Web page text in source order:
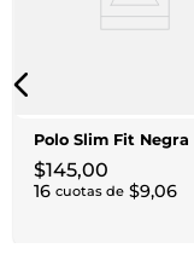
Polo Slim Fit Negra
$145,00
16 cuotas de $9,06